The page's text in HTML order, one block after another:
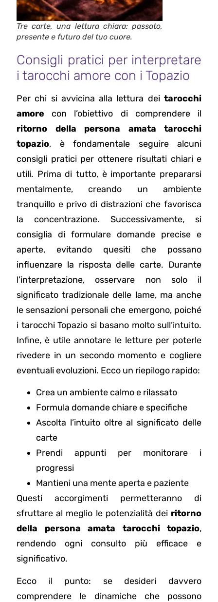
Tre carte, una lettura chiara: passato,
presente e futuro del tuo cuore.
Consigli pratici per interpretare
i tarocchi amore con i Topazio
Per chi si avvicina alla lettura dei tarocchi
amore con l’obiettivo di comprendere il
ritorno della persona amata tarocchi
topazio, è fondamentale seguire alcuni
consigli pratici per ottenere risultati chiari e
utili. Prima di tutto, è importante prepararsi
mentalmente, creando un ambiente
tranquillo e privo di distrazioni che favorisca
la concentrazione. Successivamente, si
consiglia di formulare domande precise e
aperte, evitando quesiti che possano
influenzare la risposta delle carte. Durante
l’interpretazione, osservare non solo il
significato tradizionale delle lame, ma anche
le sensazioni personali che emergono, poiché
i tarocchi Topazio si basano molto sull’intuito.
Infine, è utile annotare le letture per poterle
rivedere in un secondo momento e cogliere
eventuali evoluzioni. Ecco un riepilogo rapido:
Crea un ambiente calmo e rilassato
Formula domande chiare e specifiche
Ascolta l’intuito oltre al significato delle
carte
Prendi appunti per monitorare i
progressi
Mantieni una mente aperta e paziente
Questi accorgimenti permetteranno di
sfruttare al meglio le potenzialità dei ritorno
della persona amata tarocchi topazio,
rendendo ogni consulto più efficace e
significativo.
Ecco il punto: se desideri davvero
comprendere le dinamiche che possono